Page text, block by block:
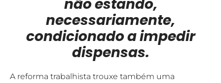
não estando,
necessariamente,
condicionado a impedir
dispensas.
A reforma trabalhista trouxe também uma